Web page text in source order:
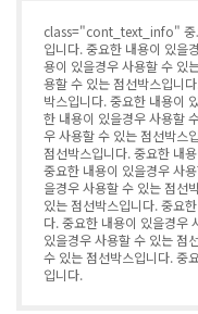
class="cont_text_info" 중
입니다. 중요한 내용이 있을
용이 있을경우 사용할 수 있
용할 수 있는 점선박스입니
박스입니다. 중요한 내용이
한 내용이 있을경우 사용할
우 사용할 수 있는 점선박스
점선박스입니다. 중요한 내
중요한 내용이 있을경우 사
을경우 사용할 수 있는 점선
있는 점선박스입니다. 중요
다. 중요한 내용이 있을경우
있을경우 사용할 수 있는 점
수 있는 점선박스입니다. 중
입니다.